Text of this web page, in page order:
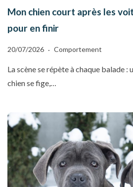
Mon chien court après les
pour en finir
20/07/2026 Comportement
La scène se répète à chaque balade
chien se fige,…